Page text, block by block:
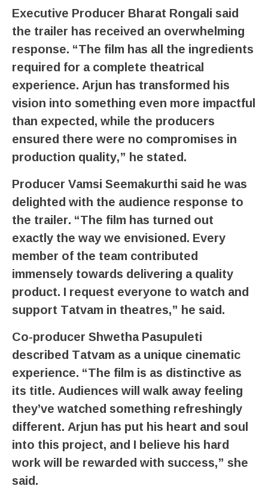
Executive Producer Bharat Rongali said
the trailer has received an overwhelming
response. “The film has all the ingredients
required for a complete theatrical
experience. Arjun has transformed his
vision into something even more impactful
than expected, while the producers
ensured there were no compromises in
production quality,” he stated.
Producer Vamsi Seemakurthi said he was
delighted with the audience response to
the trailer. “The film has turned out
exactly the way we envisioned. Every
member of the team contributed
immensely towards delivering a quality
product. I request everyone to watch and
support Tatvam in theatres,” he said.
Co-producer Shwetha Pasupuleti
described Tatvam as a unique cinematic
experience. “The film is as distinctive as
its title. Audiences will walk away feeling
they’ve watched something refreshingly
different. Arjun has put his heart and soul
into this project, and I believe his hard
work will be rewarded with success,” she
said.